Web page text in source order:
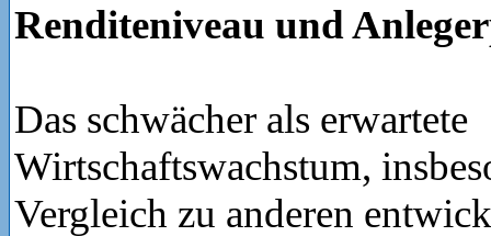
Renditeniveau und
Das schwächer als erwartete
Wirtschaftswachstum,
Vergleich zu anderen